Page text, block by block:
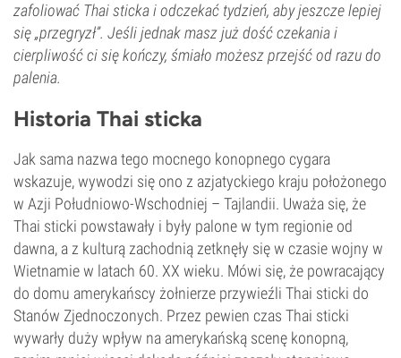
zafoliować Thai sticka i odczekać tydzień, aby jeszcze lepiej
się „przegryzł”. Jeśli jednak masz już dość czekania i
cierpliwość ci się kończy, śmiało możesz przejść od razu do
palenia.
Historia Thai sticka
Jak sama nazwa tego mocnego konopnego cygara
wskazuje, wywodzi się ono z azjatyckiego kraju położonego
w Azji Południowo-Wschodniej – Tajlandii. Uważa się, że
Thai sticki powstawały i były palone w tym regionie od
dawna, a z kulturą zachodnią zetknęły się w czasie wojny w
Wietnamie w latach 60. XX wieku. Mówi się, że powracający
do domu amerykańscy żołnierze przywieźli Thai sticki do
Stanów Zjednoczonych. Przez pewien czas Thai sticki
wywarły duży wpływ na amerykańską scenę konopną,